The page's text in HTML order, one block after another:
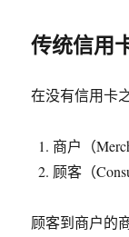
传统信用
在没有信用卡
商户（
顾客（
顾客到商户的